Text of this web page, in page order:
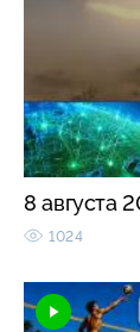
8 августа
1024